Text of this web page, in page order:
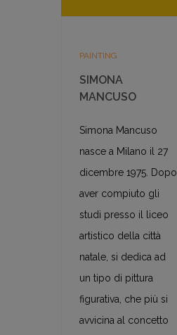
PAINTING
SIMONA
MANCUSO
Simona Mancuso
nasce a Milano il 27
dicembre 1975. Dopo
aver compiuto gli
studi presso il liceo
artistico della città
natale, si dedica ad
un tipo di pittura
figurativa, che più si
avvicina al concetto